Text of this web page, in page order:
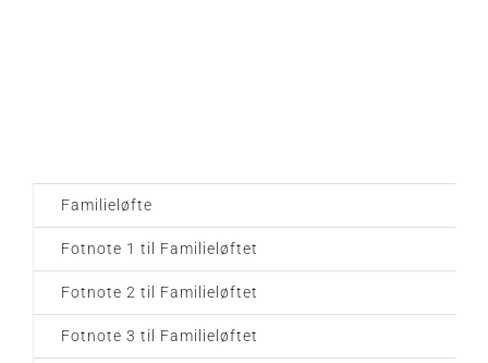
Familieløfte
Fotnote 1 til Familieløftet
Fotnote 2 til Familieløftet
Fotnote 3 til Familieløftet